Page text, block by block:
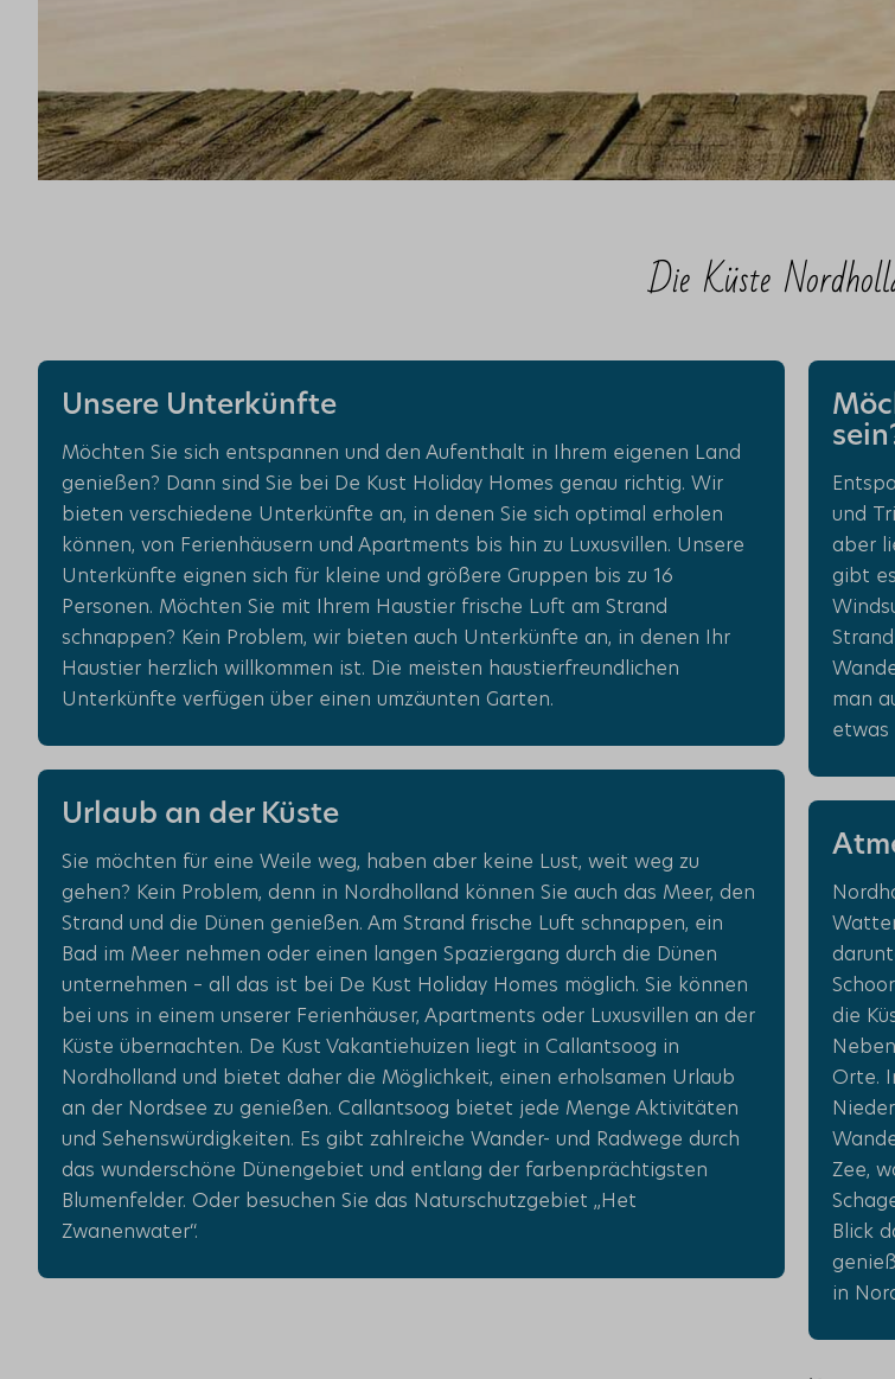
Die Küste
Unsere Unterkünfte
Möchten Sie sich entspannen und den Aufenthalt in Ihrem eigenen Land
genießen? Dann sind Sie bei De Kust Holiday Homes genau richtig. Wir
bieten verschiedene Unterkünfte an, in denen Sie sich optimal erholen
können, von Ferienhäusern und Apartments bis hin zu Luxusvillen. Unsere
Unterkünfte eignen sich für kleine und größere Gruppen bis zu 16
Personen. Möchten Sie mit Ihrem Haustier frische Luft am Strand
schnappen? Kein Problem, wir bieten auch Unterkünfte an, in denen Ihr
Haustier herzlich willkommen ist. Die meisten haustierfreundlichen
Unterkünfte verfügen über einen umzäunten Garten.
Urlaub an der Küste
Sie möchten für eine Weile weg, haben aber keine Lust, weit weg zu
gehen? Kein Problem, denn in Nordholland können Sie auch das Meer, den
Strand und die Dünen genießen. Am Strand frische Luft schnappen, ein
Bad im Meer nehmen oder einen langen Spaziergang durch die Dünen
unternehmen – all das ist bei De Kust Holiday Homes möglich. Sie können
bei uns in einem unserer Ferienhäuser, Apartments oder Luxusvillen an der
Küste übernachten. De Kust Vakantiehuizen liegt in Callantsoog in
Nordholland und bietet daher die Möglichkeit, einen erholsamen Urlaub
an der Nordsee zu genießen. Callantsoog bietet jede Menge Aktivitäten
und Sehenswürdigkeiten. Es gibt zahlreiche Wander- und Radwege durch
das wunderschöne Dünengebiet und entlang der farbenprächtigsten
Blumenfelder. Oder besuchen Sie das Naturschutzgebiet „Het
Zwanenwater“.
und
aber
gibt
man
etwas
die
Orte.
Zee,
Blick
in